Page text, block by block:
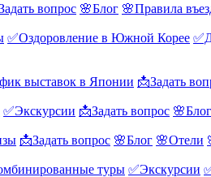
вопрос 🌸Блог 🌸Правила
✅Оздоровление в Южной Корее
выставок в Японии 📩Задать
✅Экскурсии 📩Задать вопрос 🌸Блог
📩Задать вопрос 🌸Блог 🌸Отели
туры ✅Экскурсии